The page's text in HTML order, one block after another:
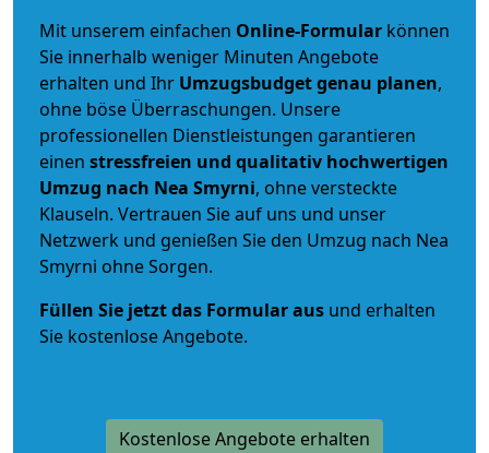
Mit unserem einfachen Online-Formular können
Sie innerhalb weniger Minuten Angebote
erhalten und Ihr Umzugsbudgetgenau planen,
ohne böse Überraschungen. Unsere
professionellen Dienstleistungen garantieren
einen stressfreien und qualitativ hochwertigen
Umzug nach Nea Smyrni, ohne versteckte
Klauseln. Vertrauen Sie auf uns und unser
Netzwerk und genießen Sie den Umzug nach Nea
Smyrni ohne Sorgen.
Füllen Sie jetzt das Formular aus und erhalten
Sie kostenlose Angebote.
Kostenlose Angebote erhalten